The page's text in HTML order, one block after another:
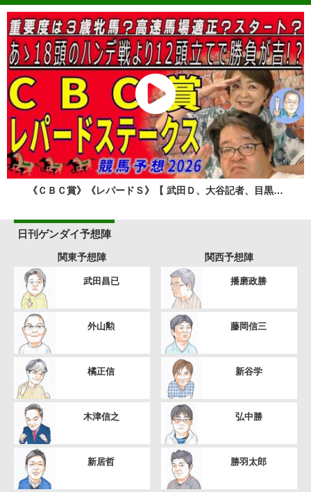
《ＣＢＣ賞》《レパードＳ》【 武田Ｄ、大谷記者、目黒…
日刊ゲンダイ予想陣
関東予想陣
武田昌已
外山勲
橘正信
木津信之
新居哲
関西予想陣
播磨政勝
藤岡信三
新谷学
弘中勝
勝羽太郎